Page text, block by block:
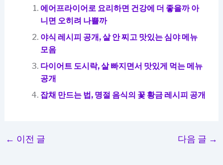
에어프라이어로 요리하면 건강에 더 좋을까 아
니면 오히려 나쁠까
야식 레시피 공개, 살 안 찌고 맛있는 심야 메뉴
모음
다이어트 도시락, 살 빠지면서 맛있게 먹는 메뉴
공개
잡채 만드는 법, 명절 음식의 꽃 황금 레시피 공개
← 이전 글 다음 글 →